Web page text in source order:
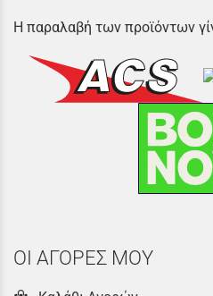
Η παραλαβή των προϊόντων
ΟΙ ΑΓΟΡΕΣ ΜΟΥ